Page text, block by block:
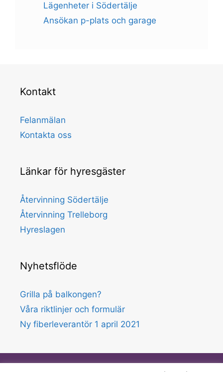
Lägenheter i Södertälje
Ansökan p-plats och garage
Kontakt
Felanmälan
Kontakta oss
Länkar för hyresgäster
Återvinning Södertälje
Återvinning Trelleborg
Hyreslagen
Nyhetsflöde
Grilla på balkongen?
Våra riktlinjer och formulär
Ny fiberleverantör 1 april 2021